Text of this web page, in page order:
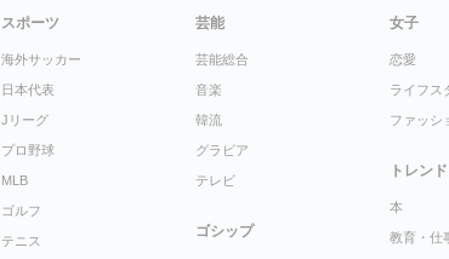
スポーツ
海外サッカー
日本代表
Jリーグ
プロ野球
MLB
ゴルフ
テニス
芸能
芸能総合
音楽
韓流
グラビア
テレビ
ゴシップ
女子
恋愛
ライフス
ファッシ
トレンド
本
教育・仕